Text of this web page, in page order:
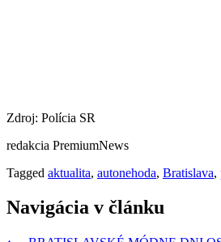
Zdroj: Polícia SR
redakcia PremiumNews
Tagged aktualita, autonehoda, Bratislava,
Navigácia v článku